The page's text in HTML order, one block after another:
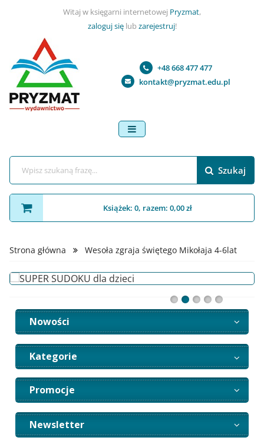
Witaj w księgarni internetowej Pryzmat,
zaloguj sięlub zarejestruj!
+48 668 477 477
kontakt@pryzmat.edu.pl
menu
Szukaj
Książek: 0, razem: 0,00 zł
Strona główna Wesoła zgraja świętego Mikołaja 4-6lat
Nowości
Kategorie
Promocje
Newsletter